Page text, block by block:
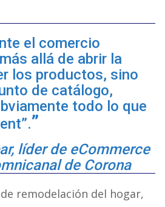
el comercio
allá de abrir la
los productos, sino
de catálogo,
todo lo que
líder de eCommerce
de Corona
remodelación del hogar,